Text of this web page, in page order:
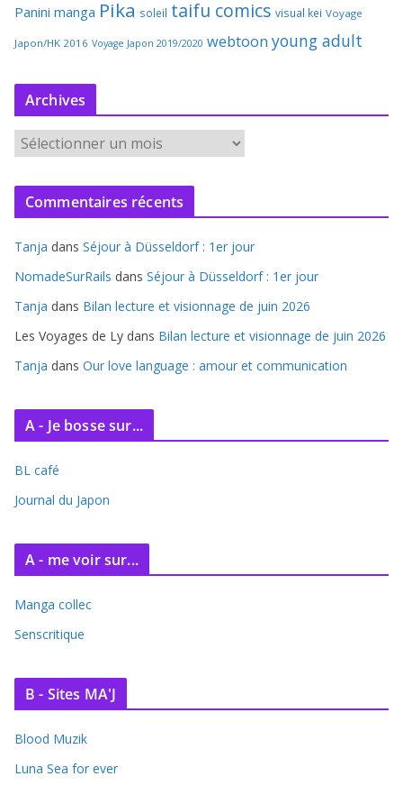
Panini manga Pika soleil taifu comics visual kei Voyage
Japon/HK 2016 Voyage Japon 2019/2020 webtoon young adult
Archives
r
c
v
e
Commentaires récents
Tanja dans Séjour à Düsseldorf : 1er jour
NomadeSurRails dans Séjour à Düsseldorf : 1er jour
Tanja dans Bilan lecture et visionnage de juin 2026
Les Voyages de Ly dans Bilan lecture et visionnage de juin 2026
Tanja dans Our love language : amour et communication
A - Je bosse sur...
BL café
Journal du Japon
A - me voir sur...
Manga collec
Senscritique
B - Sites MA'J
Blood Muzik
Luna Sea for ever